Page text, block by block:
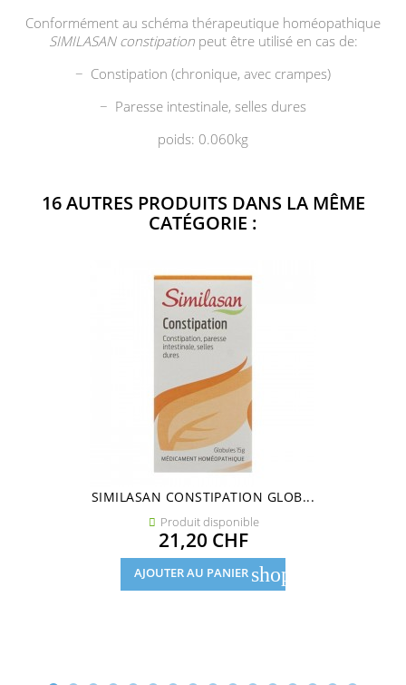
Conformément au schéma thérapeutique homéopathique
SIMILASAN constipation peut être utilisé en cas de:
− Constipation (chronique, avec crampes)
− Paresse intestinale, selles dures
poids: 0.060kg
16 AUTRES PRODUITS DANS LA MÊME
CATÉGORIE :
SIMILASAN CONSTIPATION GLOB...
 Produit disponible
Prix
21,20 CHF
AJOUTER AU PANIER shopping_cart